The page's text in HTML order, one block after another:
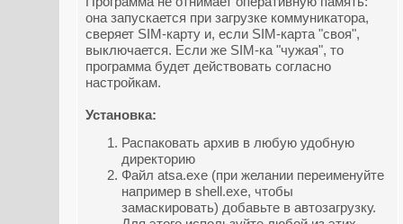
она запускается при загрузке коммуникатора,
сверяет SIM-карту и, если SIM-карта "своя",
выключается. Если же SIM-ка "чужая", то
программа будет действовать согласно
настройкам.
Установка:
Распаковать архив в любую удобную
директорию
Файл atsa.exe (при желании переименуйте
например в shell.exe, чтобы
замаскировать) добавьте в автозагрузку.